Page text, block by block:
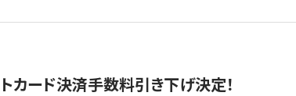
カード決済手数料引き下げ決定！